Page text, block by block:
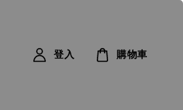
登入 購物車